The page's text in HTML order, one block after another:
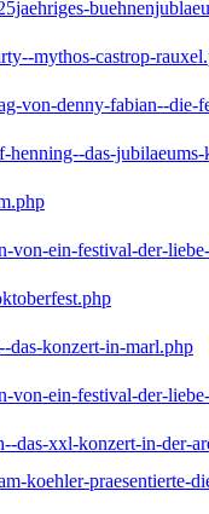
mythos-castrop-
von-denny-fabian--die-
henning--das-
von-ein-festival-der-
das-konzert-in-marl.php
von-ein-festival-der-
das-xxl-konzert-in-der-
koehler-praesentierte-